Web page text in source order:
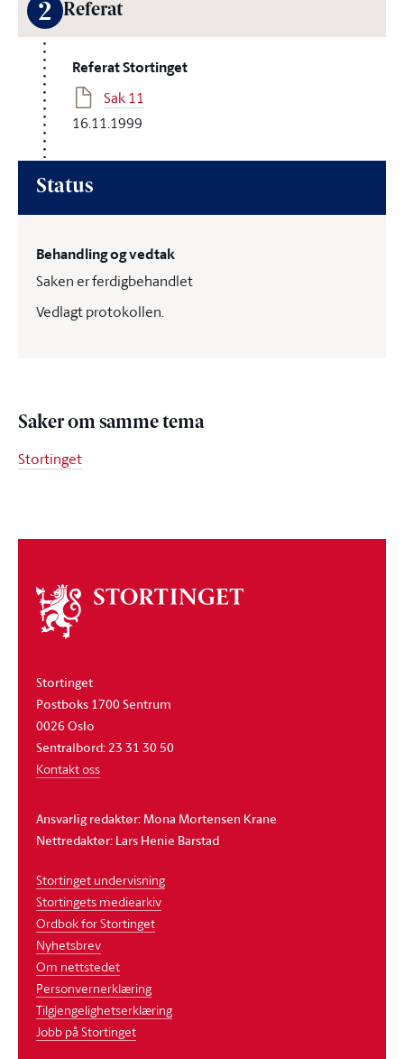
2 Referat
Referat Stortinget
Sak 11
16.11.1999
Status
Behandling og vedtak
Saken er ferdigbehandlet
Vedlagt protokollen.
Saker om samme tema
Stortinget
Om
stortinget
Stortinget
Postboks 1700 Sentrum
0026 Oslo
Sentralbord: 23 31 30 50
Kontakt oss
Ansvarlig redaktør: Mona Mortensen Krane
Nettredaktør: Lars Henie Barstad
Stortinget undervisning
Stortingets mediearkiv
Ordbok for Stortinget
Nyhetsbrev
Om nettstedet
Personvernerklæring
Tilgjengelighetserklæring
Jobb på Stortinget